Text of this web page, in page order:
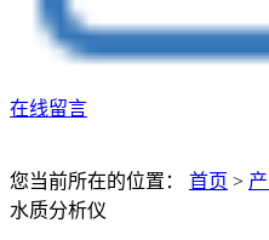
在线留言
您当前所在的位置： 首页 >
水质分析仪